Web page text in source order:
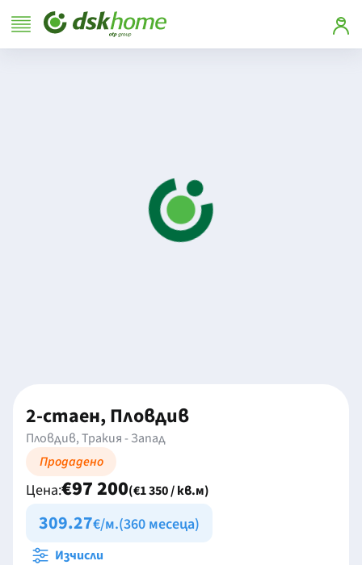
2-стаен, Пловдив
Пловдив, Тракия - Запад
Продадено
Цена:€97 200(€1 350 / кв.м)
309.27€/м.(360 месеца)
Изчисли